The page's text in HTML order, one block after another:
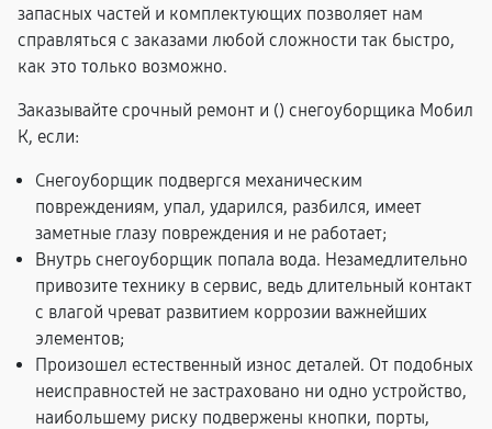
запасных частей и комплектующих позволяет нам
справляться с заказами любой сложности так быстро,
как это только возможно.
Заказывайте срочный ремонт и () снегоуборщика Мобил
К, если:
Снегоуборщик подвергся механическим
повреждениям, упал, ударился, разбился, имеет
заметные глазу повреждения и не работает;
Внутрь снегоуборщик попала вода. Незамедлительно
привозите технику в сервис, ведь длительный контакт
с влагой чреват развитием коррозии важнейших
элементов;
Произошел естественный износ деталей. От подобных
неисправностей не застраховано ни одно устройство,
наибольшему риску подвержены кнопки, порты,